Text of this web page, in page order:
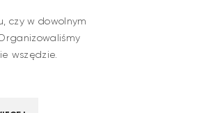
czy w dowolnym
wszędzie.